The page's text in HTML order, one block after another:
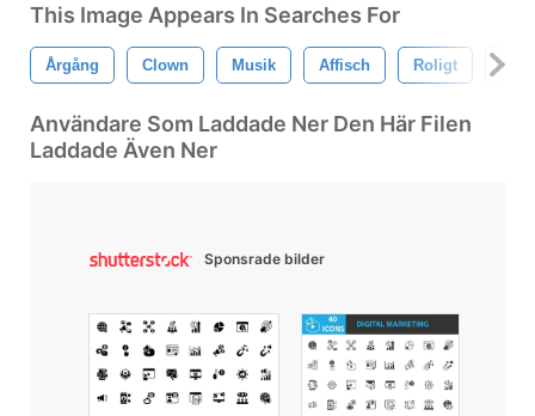
This Image Appears In Searches For
Årgång Clown Musik Affisch Roligt
Användare Som Laddade Ner Den Här Filen
Laddade Även Ner
Sponsrade bilder